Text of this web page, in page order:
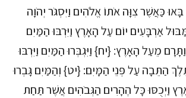
כַּאֲשֶׁר צִוָּה אֹתוֹ אֱלֹהִים וַיִּסְגֹּר יְהֹוָה
אַרְבָּעִים יוֹם עַל הָאָרֶץ וַיִּרְבּוּ הַמַּיִם
מֵעַל הָאָרֶץ: {יח} וַיִּגְבְּרוּ הַמַּיִם וַיִּרְבּוּ
הַתֵּבָה עַל פְּנֵי הַמָּיִם: {יט} וְהַמַּיִם גָּבְרוּ
וַיְכֻסּוּ כָּל הֶהָרִים הַגְּבֹהִים אֲשֶׁר תַּחַת